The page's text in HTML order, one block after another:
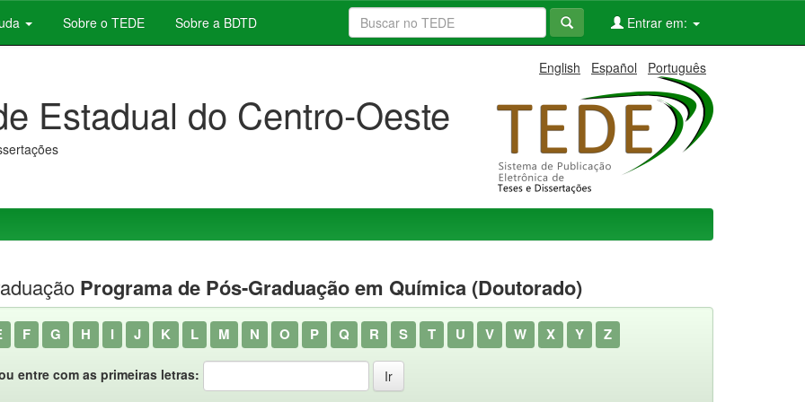
Sobre o TEDE Sobre a BDTD Entrar em:
English Español Português
Estadual do Centro-Oeste
Programa de Pós-Graduação em Química (Doutorado)
F G H I J K L M N O P Q R S T U V W X Y Z
entre com as primeiras letras: